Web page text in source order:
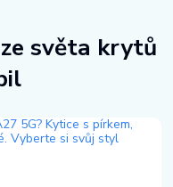
světa krytů